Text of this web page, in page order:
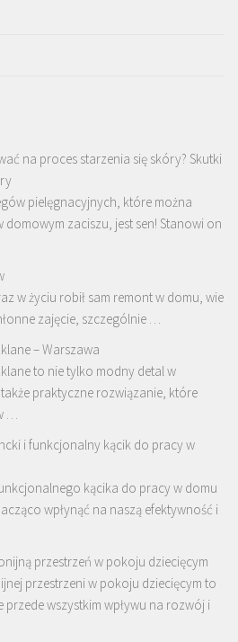
na proces starzenia się skóry? Skutki
pielęgnacyjnych, które można
zaciszu, jest sen! Stanowi on
w życiu robił sam remont w domu, wie
zajęcie, szczególnie …
– Warszawa
to nie tylko modny detal w
praktyczne rozwiązanie, które
…
i funkcjonalny kącik do pracy w
kącika do pracy w domu
wpłynąć na naszą efektywność i
przestrzeń w pokoju dziecięcym
przestrzeni w pokoju dziecięcym to
przede wszystkim wpływu na rozwój i